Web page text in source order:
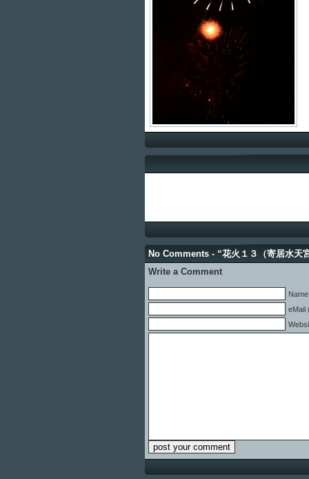
No Comments - “花火１３（寄居水
Write a Comment
eMail